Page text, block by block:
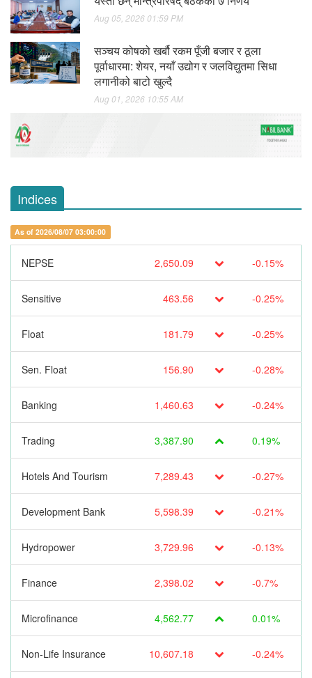
Aug 05, 2026 01:59 PM
सञ्चय कोषको खर्बौ रकम पूँजी बजार र ठूला
पूर्वाधारमा: शेयर, नयाँ उद्योग र जलविद्युतमा सिधा
लगानीको बाटो खुल्दै
Aug 01, 2026 10:55 AM
Indices
As of 2026/08/07 03:00:00
NEPSE 2,650.09 -0.15%
Sensitive 463.56 -0.25%
Float 181.79 -0.25%
Sen. Float 156.90 -0.28%
Banking 1,460.63 -0.24%
Trading 3,387.90 0.19%
Hotels And Tourism 7,289.43 -0.27%
Development Bank 5,598.39 -0.21%
Hydropower 3,729.96 -0.13%
Finance 2,398.02 -0.7%
Microfinance 4,562.77 0.01%
Non-Life Insurance 10,607.18 -0.24%